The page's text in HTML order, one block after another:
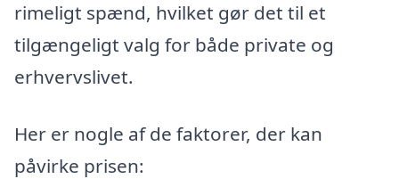
rimeligt spænd, hvilket gør det til et
tilgængeligt valg for både private og
erhvervslivet.
Her er nogle af de faktorer, der kan
påvirke prisen: